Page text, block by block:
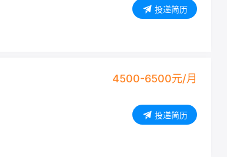
投递简历
4500-6500元/月
投递简历